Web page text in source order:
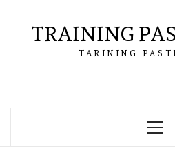
contentTRAINING
TARINING